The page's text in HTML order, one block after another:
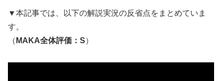
▼本記事では、以下の解説実況の反省点をまとめていま
す。
（ MAKA全体評価：S）